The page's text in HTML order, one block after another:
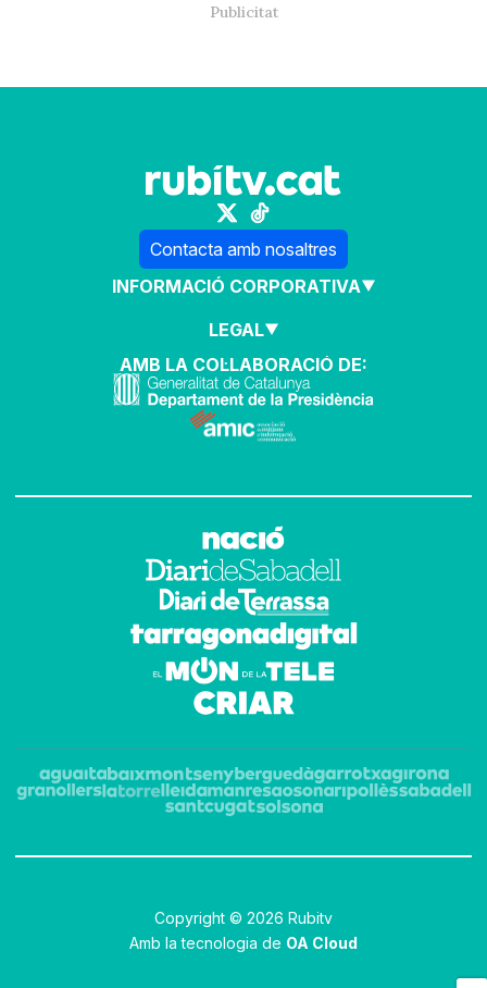
Contacta amb nosaltres
INFORMACIÓ CORPORATIVA
LEGAL
AMB LA COL·LABORACIÓ DE:
Copyright © 2026 Rubitv
Amb la tecnologia de OA Cloud